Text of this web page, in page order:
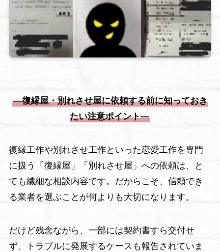
―復縁屋・別れさせ屋に依頼する前に知っておき
たい注意ポイント―
復縁工作や別れさせ工作といった恋愛工作を専門
に扱う「復縁屋」「別れさせ屋」への依頼は、と
ても繊細な相談内容です。だからこそ、信頼でき
る業者を選ぶことが何よりも大切になります。
だけど残念ながら、一部には契約書すら交付せ
ず、トラブルに発展するケースも報告されていま